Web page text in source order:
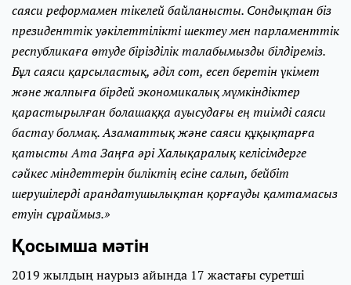
саяси реформамен тікелей байланысты. Сондықтан біз
президенттік уәкілеттілікті шектеу мен парламенттік
республикаға өтуде бірізділік талабымызды білдіреміз.
Бұл саяси қарсыластық, әділ сот, есеп беретін үкімет
және жалпыға бірдей экономикалық мүмкіндіктер
қарастырылған болашаққа ауысудағы ең тиімді саяси
бастау болмақ. Азаматтық және саяси құқықтарға
қатысты Ата Заңға әрі Халықаралық келісімдерге
сәйкес міндеттерін биліктің есіне салып, бейбіт
шерушілерді арандатушылықтан қорғауды қамтамасыз
етуін сұраймыз.»
Қосымша мәтін
2019 жылдың наурыз айында 17 жастағы суретші